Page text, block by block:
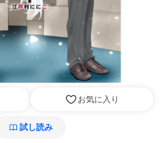
お気に入り
試し読み